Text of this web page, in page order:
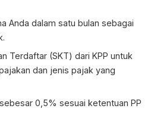
Anda dalam satu bulan sebagai
Terdaftar (SKT) dari KPP untuk
dan jenis pajak yang
0,5% sesuai ketentuan PP